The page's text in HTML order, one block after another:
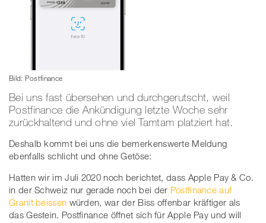
Bild: Postfinance
Bei uns fast übersehen und durchgerutscht, weil
Postfinance die Ankündigung letzte Woche sehr
zurückhaltend und ohne viel Tamtam platziert hat.
Deshalb kommt bei uns die bemerkenswerte Meldung
ebenfalls schlicht und ohne Getöse:
Hatten wir im Juli 2020 noch berichtet, dass Apple Pay & Co.
in der Schweiz nur gerade noch bei der Postfinance auf
Granit beissen würden, war der Biss offenbar kräftiger als
das Gestein. Postfinance öffnet sich für Apple Pay und will